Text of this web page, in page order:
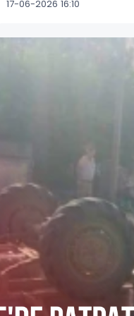
17-06-2026 16:10